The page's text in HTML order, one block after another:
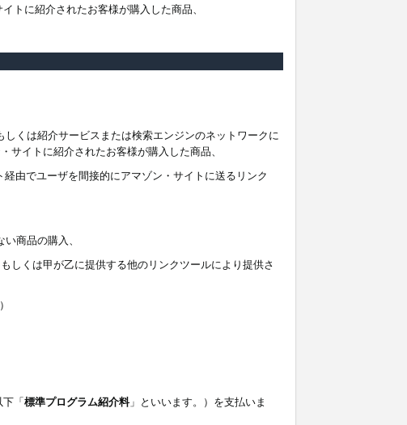
トに紹介されたお客様が購入した商品、
くは紹介サービスまたは検索エンジンのネットワークに
サイトに紹介されたお客様が購入した商品、
由でユーザを間接的にアマゾン・サイトに送るリンク
商品の購入、
しくは甲が乙に提供する他のリンクツールにより提供さ
下「標準プログラム紹介料」といいます。）を支払いま